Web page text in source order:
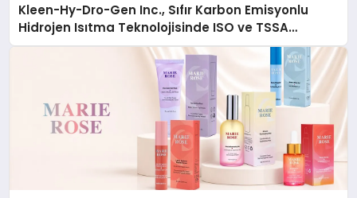
Kleen-Hy-Dro-Gen Inc., Sıfır Karbon Emisyonlu
Hidrojen Isıtma Teknolojisinde ISO ve TSSA
Düzenleyici Onaylarını Aldı